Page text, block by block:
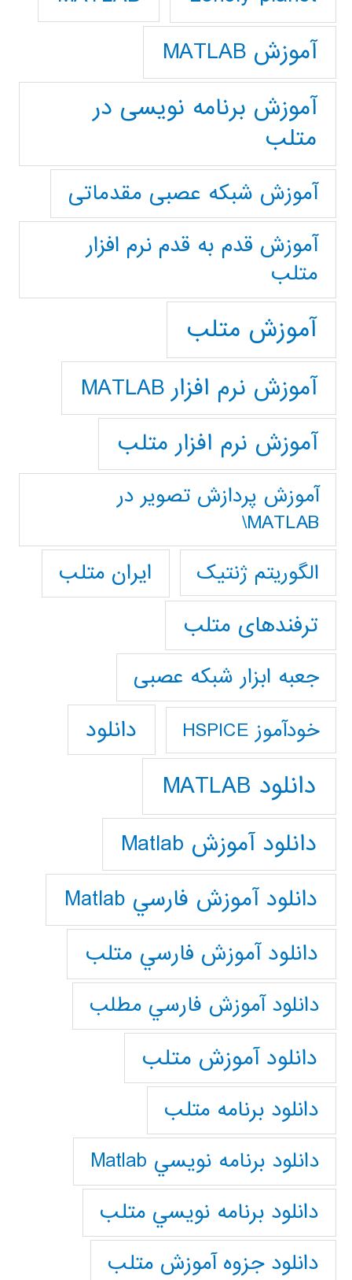
آموزش MATLAB
آموزش برنامه نویسی در
متلب
آموزش شبکه عصبی مقدماتی
آموزش قدم به قدم نرم افزار
متلب
آموزش متلب
آموزش نرم افزار MATLAB
آموزش نرم افزار متلب
آموزش پردازش تصوير در
MATLAB\
الگوریتم ژنتیک
ایران متلب
ترفندهای متلب
جعبه ابزار شبکه عصبی
خودآموز HSPICE دانلود
دانلود MATLAB
دانلود آموزش Matlab
دانلود آموزش فارسي Matlab
دانلود آموزش فارسي متلب
دانلود آموزش فارسي مطلب
دانلود آموزش متلب
دانلود برنامه متلب
دانلود برنامه نويسي Matlab
دانلود برنامه نويسي متلب
دانلود جزوه آموزش متلب